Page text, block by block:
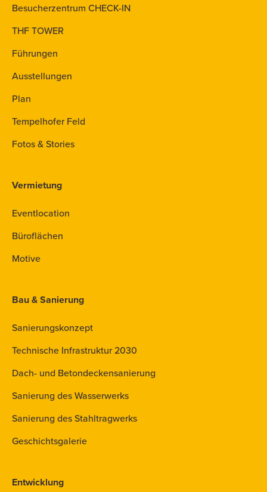
Besucherzentrum CHECK-IN
THF TOWER
Führungen
Ausstellungen
Plan
Tempelhofer Feld
Fotos & Stories
Vermietung
Eventlocation
Büroflächen
Motive
Bau & Sanierung
Sanierungskonzept
Technische Infrastruktur 2030
Dach- und Betondeckensanierung
Sanierung des Wasserwerks
Sanierung des Stahltragwerks
Geschichtsgalerie
Entwicklung